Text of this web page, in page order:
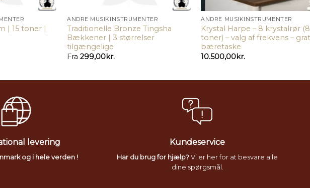
| 15 toner |
ANDRE MUSIKINSTRUMENTER
Traditionelle Bronze Tingsha
Bækkener | 3 størrelser
tilgængelige
Fra299,00kr.
ANDRE MUSIKINSTRUMENTER
Krystal Harpe – 8 krystalrør (8
toner) – valg af frekvens –
bæretaske
10.500,00kr.
levering
og i hele verden !
Kundeservice
Har du brug for hjælp? Vi er her for at besvare alle
dine spørgsmål.